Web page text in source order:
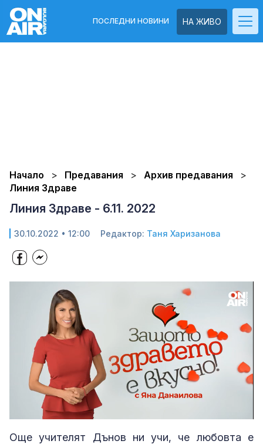
НА ЖИВО
ПОСЛЕДНИ НОВИНИ
Начало Предавания
Архив предавания
Линия Здраве
Линия Здраве - 6.11. 2022
30.10.2022 • 12:00 Редактор: Таня Харизанова
Unmute Loaded :
3.11%
Още учителят Дънов ни учи, че любовта е